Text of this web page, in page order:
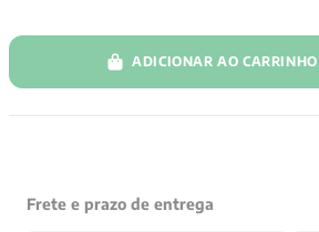
ADICIONAR AO CARRINHO
Frete e prazo de entrega